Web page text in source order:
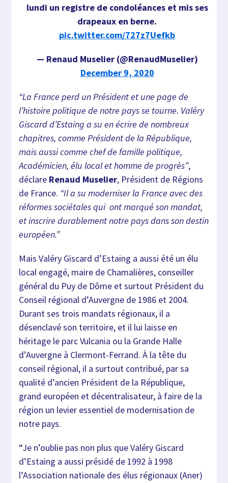
lundi un registre de condoléances et mis ses
drapeaux en berne.
pic.twitter.com/727z7Uefkb
— Renaud Muselier (@RenaudMuselier)
December 9, 2020
“La France perd un Président et une page de
l’histoire politique de notre pays se tourne. Valéry
Giscard d’Estaing a su en écrire de nombreux
chapitres, comme Président de la République,
mais aussi comme chef de famille politique,
Académicien, élu local et homme de progrès”,
déclare Renaud Muselier, Président de Régions
de France. “Il a su moderniser la France avec des
réformes sociétales qui ont marqué son mandat,
et inscrire durablement notre pays dans son destin
européen.”
Mais Valéry Giscard d’Estaing a aussi été un élu
local engagé, maire de Chamalières, conseiller
général du Puy de Dôme et surtout Président du
Conseil régional d’Auvergne de 1986 et 2004.
Durant ses trois mandats régionaux, il a
désenclavé son territoire, et il lui laisse en
héritage le parc Vulcania ou la Grande Halle
d’Auvergne à Clermont-Ferrand. À la tête du
conseil régional, il a surtout contribué, par sa
qualité d’ancien Président de la République,
grand européen et décentralisateur, à faire de la
région un levier essentiel de modernisation de
notre pays.
“Je n’oublie pas non plus que Valéry Giscard
d’Estaing a aussi présidé de 1992 à 1998
l’Association nationale des élus régionaux (Aner)